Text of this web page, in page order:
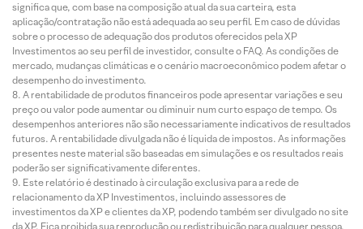
significa que, com base na composição atual da sua carteira, esta
aplicação/contratação não está adequada ao seu perfil. Em caso de dúvidas
sobre o processo de adequação dos produtos oferecidos pela XP
Investimentos ao seu perfil de investidor, consulte o FAQ. As condições de
mercado, mudanças climáticas e o cenário macroeconômico podem afetar o
desempenho do investimento.
A rentabilidade de produtos financeiros pode apresentar variações e seu
preço ou valor pode aumentar ou diminuir num curto espaço de tempo. Os
desempenhos anteriores não são necessariamente indicativos de resultados
futuros. A rentabilidade divulgada não é líquida de impostos. As informações
presentes neste material são baseadas em simulações e os resultados reais
poderão ser significativamente diferentes.
Este relatório é destinado à circulação exclusiva para a rede de
relacionamento da XP Investimentos, incluindo assessores de
investimentos da XP e clientes da XP, podendo também ser divulgado no site
da XP. Fica proibida sua reprodução ou redistribuição para qualquer pessoa,